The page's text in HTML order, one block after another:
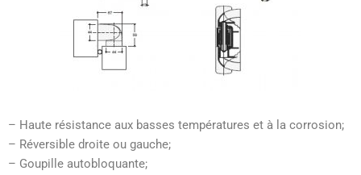
– Haute résistance aux basses températures et à la corrosion;
– Réversible droite ou gauche;
– Goupille autobloquante;